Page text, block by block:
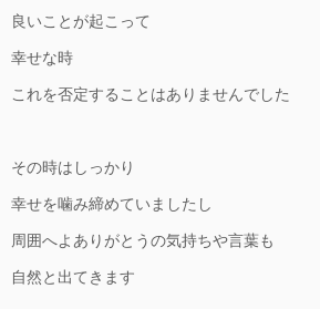
良いことが起こって
幸せな時
これを否定することはありませんでした
その時はしっかり
幸せを噛み締めていましたし
周囲へよありがとうの気持ちや言葉も
自然と出てきます